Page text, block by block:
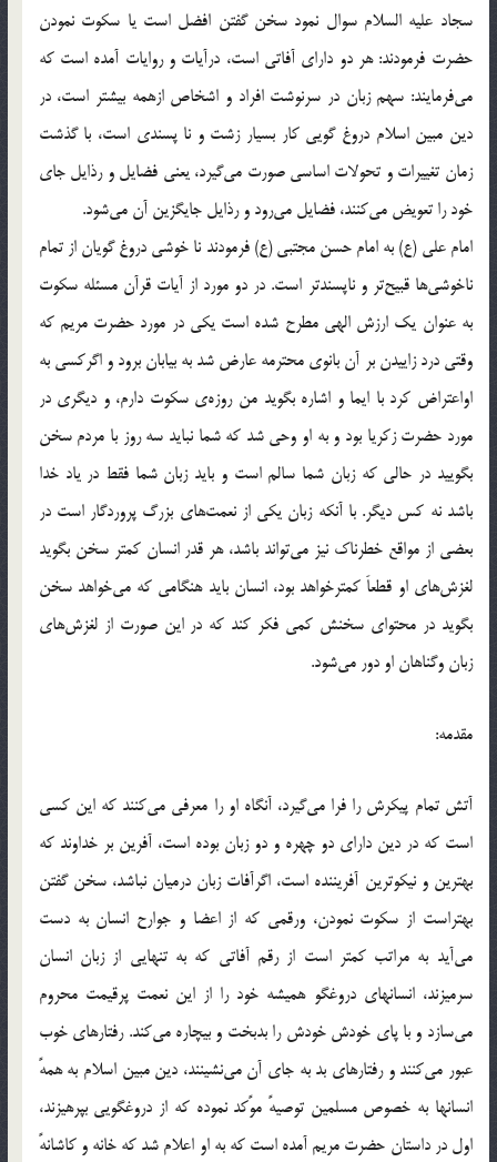
سجاد علیه السلام سوال نمود سخن گفتن افضل است یا سکوت نمودن
حضرت فرمودند: هر دو دارای آفاتی است، درآیات و روایات آمده است که
می‌فرمایند: سهم زبان در سرنوشت افراد و اشخاص ازهمه بیشتر است، در
دین مبین اسلام دروغ گویی کار بسیار زشت و نا پسندی است، با گذشت
زمان تغییرات و تحولات اساسی صورت می‌گیرد، یعنی فضایل و رذایل جای
خود را تعویض می‌کنند، فضایل می‌رود و رذایل جایگزین آن می‌شود.
امام علی (ع) به امام حسن مجتبی (ع) فرمودند نا خوشی دروغ گویان از تمام
ناخوشی‌ها قبیح‌تر و ناپسندتر است. در دو مورد از آیات قرآن مسئله سکوت
به عنوان یک ارزش الهی مطرح شده است یکی در مورد حضرت مریم که
وقتی درد زاییدن بر آن بانوی محترمه عارض شد به بیابان برود و اگرکسی به
اواعتراض کرد با ایما و اشاره بگوید من روزه‌ی سکوت دارم، و دیگری در
مورد حضرت زکریا بود و به او وحی شد که شما نباید سه روز با مردم سخن
بگویید در حالی که زبان شما سالم است و باید زبان شما فقط در یاد خدا
باشد نه کس دیگر. با آنکه زبان یکی از نعمت‌های بزرگ پروردگار است در
بعضی از مواقع خطرناک نیز می‌تواند باشد، هر قدر انسان کمتر سخن بگوید
لغزش‌های او قطعاَ کمترخواهد بود، انسان باید هنگامی که می‌خواهد سخن
بگوید در محتوای سخنش کمی فکر کند که در این صورت از لغزش‌های
زبان وگناهان او دور می‌شود.
مقدمه:
آتش تمام پیکرش را فرا می‌گیرد، آنگاه او را معرفی می‌کنند که این کسی
است که در دین دارای دو چهره و دو زبان بوده است، آفرین بر خداوند که
بهترین و نیکوترین آفریننده است، اگرآفات زبان درمیان نباشد، سخن گفتن
بهتراست از سکوت نمودن، ورقمی که از اعضا و جوارح انسان به دست
می‌آید به مراتب کمتر است از رقم آفاتی که به تنهایی از زبان انسان
سرمیزند، انسانهای دروغگو همیشه خود را از این نعمت پرقیمت محروم
می‌سازد و با پای خودش خودش را بدبخت و بیچاره می‌کند. رفتارهای خوب
عبور می‌کنند و رفتارهای بد به جای آن می‌نشینند، دین مبین اسلام به همهً
انسانها به خصوص مسلمین توصیهً موًکد نموده که از دروغگویی بپرهیزند،
اول در داستان حضرت مریم آمده است که به او اعلام شد که خانه و کاشانهً